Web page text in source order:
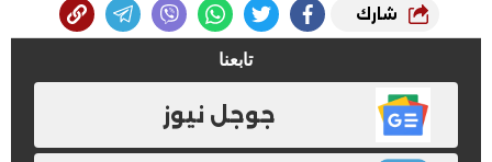
شارك
تابعنا
جوجل نيوز